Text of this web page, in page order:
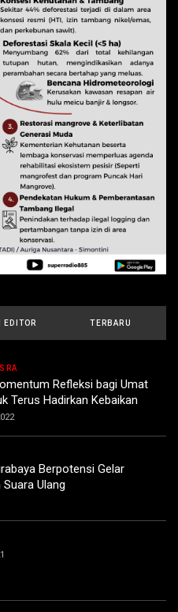
EDITOR TERBARU
Refleksi bagi Umat
Terus Hadirkan Kebaikan
Berpotensi Gelar
Ulang